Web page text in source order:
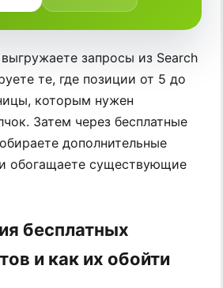
запросы из Search
те, где позиции от 5 до
которым нужен
Затем через бесплатные
дополнительные
обогащаете существующие
бесплатных
и как их обойти